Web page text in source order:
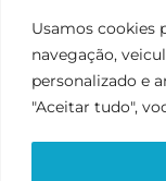
Usamos cookies
navegação,
personalizado e
"Aceitar tudo",